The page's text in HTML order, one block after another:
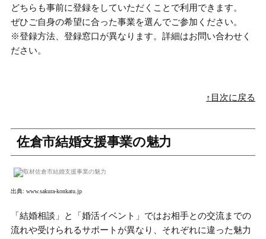
どちらも事前に登録をしていただくことで利用できます。
ぜひご自身の希望に合った事業を選んでご参加ください。
※登録方法、登録窓口が異なります。詳細はお問い合わせく
ださい。
↑目次に戻る
佐倉市結婚支援事業の魅力
出典: www.sakura-konkatu.jp
「結婚相談」と「婚活イベント」ではお相手との交流までの
流れや受けられるサポートが異なり、それぞれに違った魅力